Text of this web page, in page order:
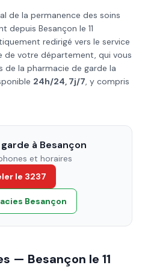
de la permanence des soins
depuis Besançon le 11
redirigé vers le service
de votre département, qui vous
la pharmacie de garde la
24h/24, 7j/7, y compris
à Besançon
et horaires
le 3237
Besançon
— Besançon le 11